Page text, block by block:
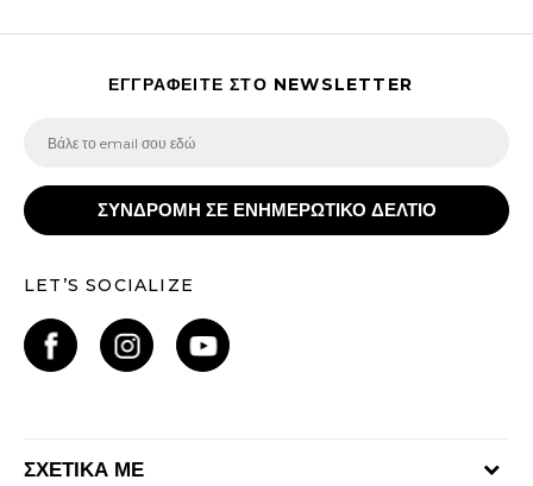
ΕΓΓΡΑΦΕΙΤΕ ΣΤΟ NEWSLETTER
ΣΥΝΔΡΟΜΗ ΣΕ ΕΝΗΜΕΡΩΤΙΚΟ ΔΕΛΤΙΟ
LET’S SOCIALIZE
ΣΧΕΤΙΚΑ ΜΕ